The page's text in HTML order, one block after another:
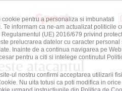
atacantul
pentru a personaliza si imbunatati
Te informam ca ne-am actualizat politicile
(UE) 2016/679 privind
prelucrarea datelor cu caracter personal
Inainte de a continua navigarea pe
pentru a citi si intelege continutul
ul nostru confirmi acceptarea utilizarii
Nu uita totusi ca poti modifica in orice